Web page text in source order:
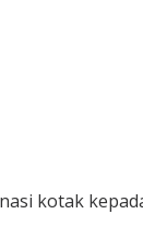
kotak